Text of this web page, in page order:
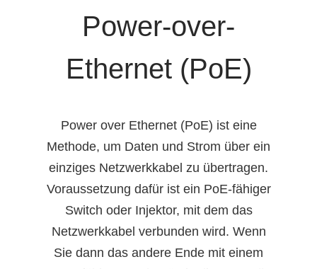
Power-over-
Ethernet (PoE)
Power over Ethernet (PoE) ist eine
Methode, um Daten und Strom über ein
einziges Netzwerkkabel zu übertragen.
Voraussetzung dafür ist ein PoE-fähiger
Switch oder Injektor, mit dem das
Netzwerkkabel verbunden wird. Wenn
Sie dann das andere Ende mit einem